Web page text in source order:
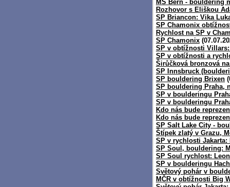
MS Bern - bouldering
Rozhovor s Eliškou
SP Briancon: Vika
SP Chamonix
Rychlost na SP v
SP Chamonix
SP v obtížnosti
SP v obtížnosti a
Širůčková bronzová
SP Innsbruck
SP bouldering Brixen
SP bouldering Praha,
SP v boulderingu
SP v boulderingu
Kdo nás bude
Kdo nás bude
SP Salt Lake City -
Štípek zlatý v Grazu,
SP v rychlosti Jakarta:
SP Soul, bouldering:
SP Soul rychlost:
SP v boulderingu
Světový pohár v
MČR v obtížnosti Big